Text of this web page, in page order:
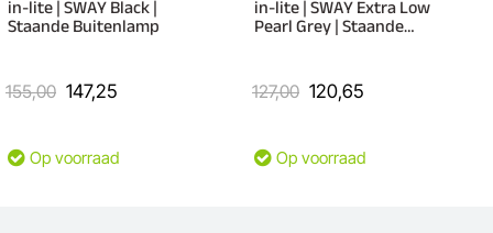
in-lite | SWAY Black |
Staande Buitenlamp
155,00 147,25
Op voorraad
in-lite | SWAY Extra Low
Pearl Grey | Staande
127,00 120,65
Op voorraad